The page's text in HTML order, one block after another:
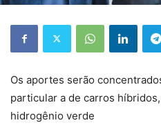
Os aportes serão
particular a de carros
hidrogênio verde